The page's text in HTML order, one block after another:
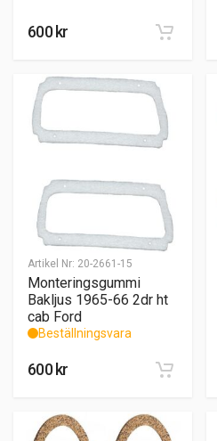
600kr
Artikel Nr: 20-2661-15
Monteringsgummi
Bakljus 1965-66 2dr ht
cab Ford
Beställningsvara
600kr